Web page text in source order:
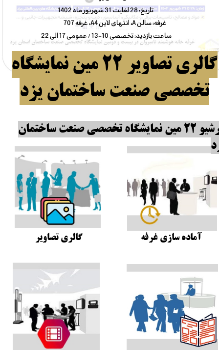
تاریخ: 28 لغایت 31 شهریور ماه 1402
غرفه: سالن A، انتهای لاین A4، غرفه 707
ساعت بازدید: تخصصی 10-13 / عمومی 17 الی 22
گالری تصاویر 22 مین نمایشگاه
تخصصی صنعت ساختمان یزد
آرشیو 22 مین نمایشگاه تخصصی صنعت ساختمان
گالری تصاویر آماده سازی غرفه